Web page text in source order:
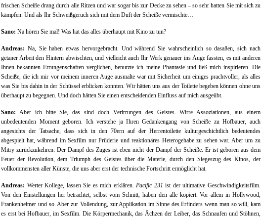
frischen Scheiße drang durch alle Ritzen und war sogar bis zur Decke zu sehen – so sehr hatten Sie mit sich zu
kämpfen. Und als Ihr Schweißgeruch sich mit dem Duft der Scheiße vermischte…
Sano: Na hören Sie mal! Was hat das alles überhaupt mit Kino zu tun?
Andreas: Na, Sie haben etwas hervorgebracht. Und während Sie wahrscheinlich so dasaßen, sich nach
getaner Arbeit den Hintern abwischten, und vielleicht auch Ihr Werk genauer ins Auge fassten, es mit anderen
Ihnen bekannten Errungenschaften verglichen, benutzte ich meine Phantasie und ließ mich inspirieren. Die
Scheiße, die ich mir vor meinem inneren Auge ausmalte war mit Sicherheit um einiges prachtvoller, als alles
was Sie bis dahin in der Schüssel erblicken konnten. Wir hätten uns aus der Toilette begeben können ohne uns
überhaupt zu begegnen. Und doch hätten Sie einen entscheidenden Einfluss auf mich ausgeübt.
Sano: Aber ich bitte Sie, das sind doch Verirrungen des Geistes. Wirre Assoziationen, aus einem
unbedeutenden Moment geboren. Ich verstehe ja Ihren Gedankengang von Scheiße zu Hofbauer, auch
angesichts der Tatsache, dass sich in den 70ern auf der Herrentoilette kulturgeschichtlich bedeutendes
abgespielt hat, während im Sexfilm nur Prüderie und reaktionäres Heterogehabe zu sehen war. Aber um zu
Mitry zurückzukehren: Der Dampf des Zuges ist eben nicht der Dampf der Scheiße. Er ist geboren aus dem
Feuer der Revolution, dem Triumph des Geistes über die Materie, durch den Siegeszug des Kinos, der
vollkommensten aller Künste, die uns aber erst der technische Fortschritt ermöglicht hat.
Andreas: Werter Kollege, lassen Sie es mich erklären.Pacific 231 ist der ultimative Geschwindigkeitsfilm.
Von den Einstellungen her betrachtet, selbst vom Schnitt, haben den alle kopiert. Vor allem in Hollywood,
Frankenheimer und so. Aber zur Vollendung, zur Applikation im Sinne des Erfinders wenn man so will, kam
es erst bei Hofbauer, im Sexfilm. Die Körpermechanik, das Ächzen der Leiber, das Schnaufen und Stöhnen,